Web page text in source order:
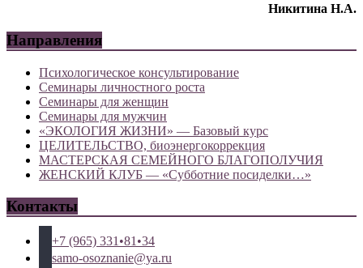
Никитина Н.А.
Направления
Психологическое консультирование
Семинары личностного роста
Семинары для женщин
Семинары для мужчин
«ЭКОЛОГИЯ ЖИЗНИ» — Базовый курс
ЦЕЛИТЕЛЬСТВО, биоэнергокоррекция
МАСТЕРСКАЯ СЕМЕЙНОГО БЛАГОПОЛУЧИЯ
ЖЕНСКИЙ КЛУБ — «Субботние посиделки…»
Контакты
+7 (965) 331•81•34
samo-osoznanie@ya.ru